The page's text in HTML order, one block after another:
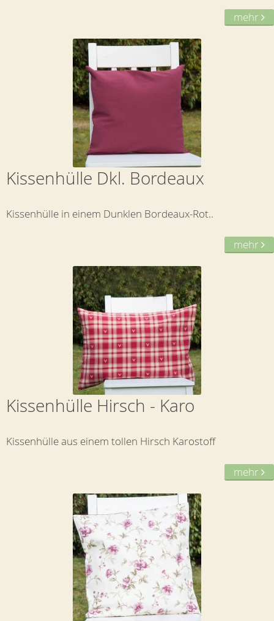
mehr
Kissenhülle Dkl. Bordeaux
Kissenhülle in einem Dunklen Bordeaux-Rot..
mehr
Kissenhülle Hirsch - Karo
Kissenhülle aus einem tollen Hirsch Karostoff
mehr